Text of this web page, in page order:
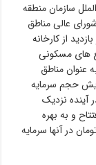
الملل سازمان منطقه
عالی مناطق
از کارخانه
های مسکونی
عنوان مناطق
حجم سرمایه
آینده نزدیک
و به بهره
بر 5 هزار و 800 میلیارد تومان در آنها سرمایه